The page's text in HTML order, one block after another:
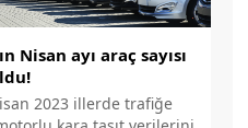
Nisan ayı araç sayısı
2023 illerde trafiğe